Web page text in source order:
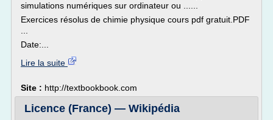
simulations numériques sur ordinateur ou ......
Exercices résolus de chimie physique cours pdf gratuit.PDF
Date:...
Lire la suite
Site : http://textbookbook.com
Licence (France) — Wikipédia